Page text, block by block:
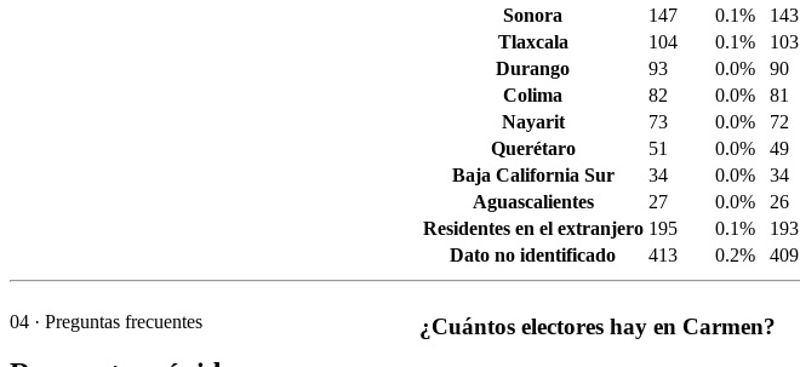
Sonora
147 0.1% 143
Tlaxcala
104 0.1% 103
Durango
93 0.0% 90
Colima
82 0.0% 81
Nayarit
73 0.0% 72
Querétaro
51 0.0% 49
Baja California Sur
34 0.0% 34
Aguascalientes
27 0.0% 26
Residentes en el extranjero 195 0.1% 193
Dato no identificado
413 0.2% 409
04 · Preguntas frecuentes ¿Cuántos electores hay en Carmen?